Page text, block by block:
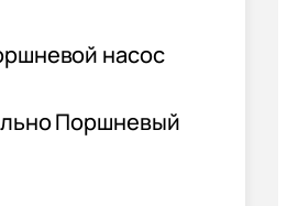
насос
Поршневый